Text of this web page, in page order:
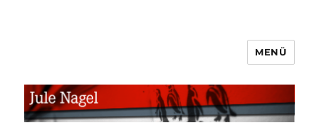
MENÜ